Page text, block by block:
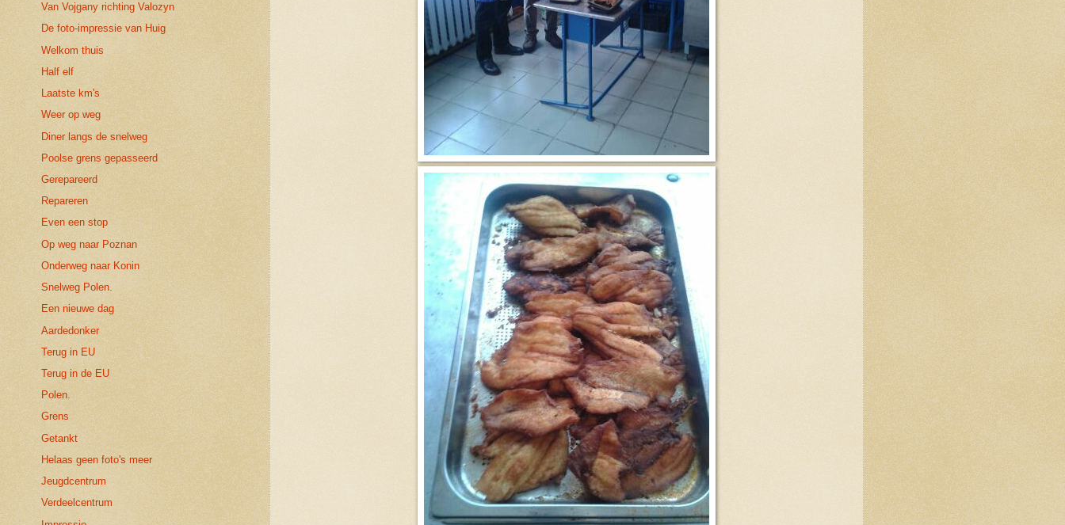
Van Vojgany richting Valozyn
De foto-impressie van Huig
Welkom thuis
Half elf
Laatste km's
Weer op weg
Diner langs de snelweg
Poolse grens gepasseerd
Gerepareerd
Repareren
Even een stop
Op weg naar Poznan
Onderweg naar Konin
Snelweg Polen.
Een nieuwe dag
Aardedonker
Terug in EU
Terug in de EU
Polen.
Grens
Getankt
Helaas geen foto's meer
Jeugdcentrum
Verdeelcentrum